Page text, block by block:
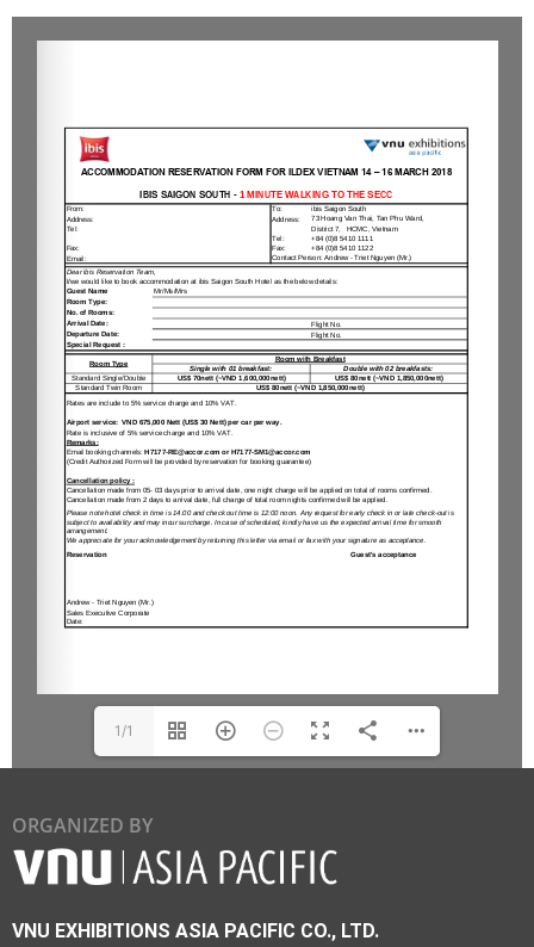
1/1
ORGANIZED BY
VNU EXHIBITIONS ASIA PACIFIC CO., LTD.